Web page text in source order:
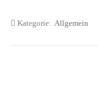
Kategorie: Allgemein